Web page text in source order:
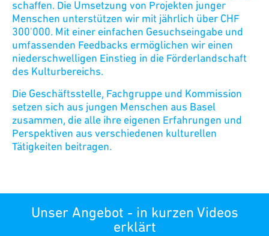
schaffen. Die Umsetzung von Projekten junger
Menschen unterstützen wir mit jährlich über CHF
300'000. Mit einer einfachen Gesuchseingabe und
umfassenden Feedbacks ermöglichen wir einen
niederschwelligen Einstieg in die Förderlandschaft
des Kulturbereichs.
Die Geschäftsstelle, Fachgruppe und Kommission
setzen sich aus jungen Menschen aus Basel
zusammen, die alle ihre eigenen Erfahrungen und
Perspektiven aus verschiedenen kulturellen
Tätigkeiten beitragen.
Unser Angebot - in kurzen Videos
erklärt